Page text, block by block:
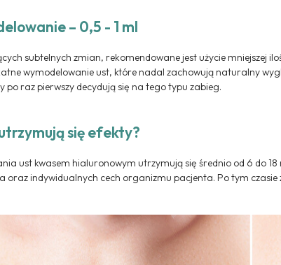
– 0,5 - 1 ml
subtelnych zmian, rekomendowane jest użycie mniejszej
wymodelowanie ust, które nadal zachowują naturalny
po raz pierwszy decydują się na tego typu zabieg.
się efekty?
ust kwasem hialuronowym utrzymują się średnio od 6 do
oraz indywidualnych cech organizmu pacjenta. Po tym